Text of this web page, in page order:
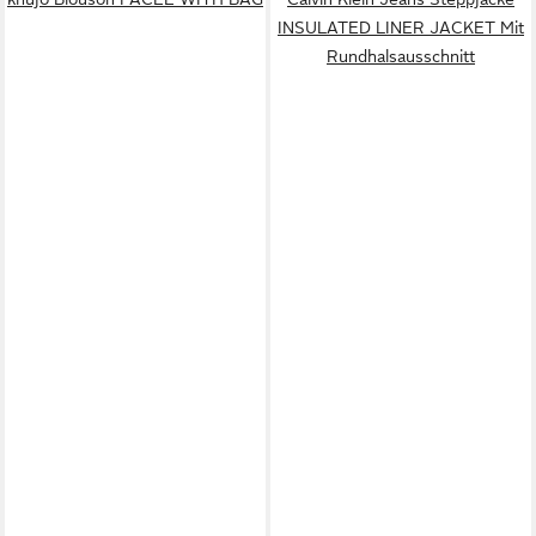
INSULATED LINER JACKET Mit
Rundhalsausschnitt